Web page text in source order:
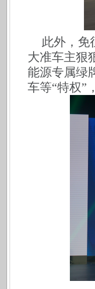
此外，免
大准车主狠
能源专属绿
车等“特权”